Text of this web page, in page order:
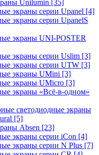
Unilumin [35]
экраны серии Upanel [4]
экраны серии UpanelS
экраны UNI-POSTER
экраны серии Uslim [3]
экраны серии UTW [3]
экраны UMini [3]
экраны UMicro [3]
экраны «Всё-в-одном»
светодиодные экраны
[5]
Absen [23]
экраны серии iCon [4]
экраны серии N Plus [7]